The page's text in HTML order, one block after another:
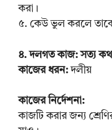
করা।
৫. কেউ ভুল করলে তাকে
৪. দলগত কাজ: সত্য
কাজের ধরন:দলীয়
কাজের নির্দেশনা:
কাজটি করার জন্য